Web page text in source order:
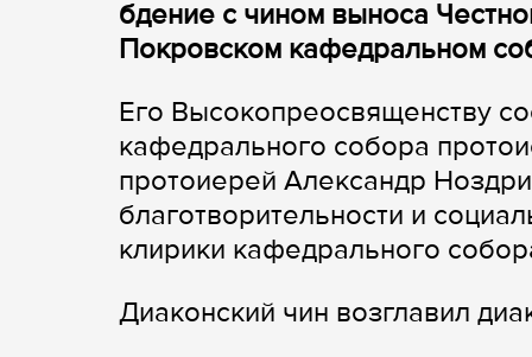
бдение с чином выноса
Покровском кафедральном
Его Высокопреосвященству
кафедрального собора
протоиерей Александр
благотворительности и
клирики кафедрального
Диаконский чин возглавил